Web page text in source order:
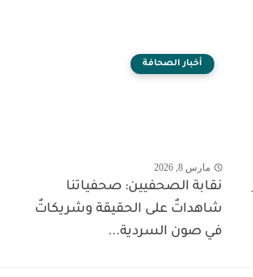
أخبار الصحافة
مارس 8, 2026
نقابة الصحفيين: صحفياتنا
شاهداتٌ على الحقيقة وشريكاتٌ
في صون السردية...